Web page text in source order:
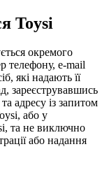
Toysi
окремого
телефону, e-mail
які надають її
зареєструвавшись
адресу із запитом
або у
та не виключно
або надання